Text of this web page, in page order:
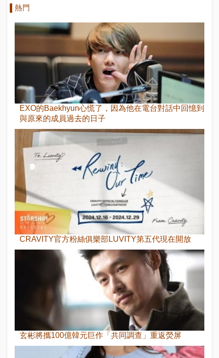
熱門
EXO的Baekhyun心慌了，因為他在電台對話中回憶到
與原來的成員過去的日子
CRAVITY官方粉絲俱樂部LUVITY第五代現在開放
玄彬將攜100億韓元巨作「共同調查」重返熒屏